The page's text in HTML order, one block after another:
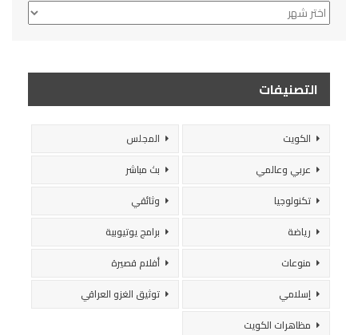
الأرشيف
التصنيفات
الكويت
المجلس
عربي وعالمي
بث مباشر
تكنولوجيا
وثائقي
رياضة
برامج يوتيوبية
منوعات
أفلام قصيرة
إسلامي
توثيق الغزو العراقي
مظاهرات الكويت